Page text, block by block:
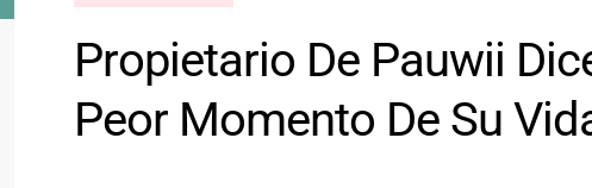
Propietario De Pauwii
Peor Momento De Su